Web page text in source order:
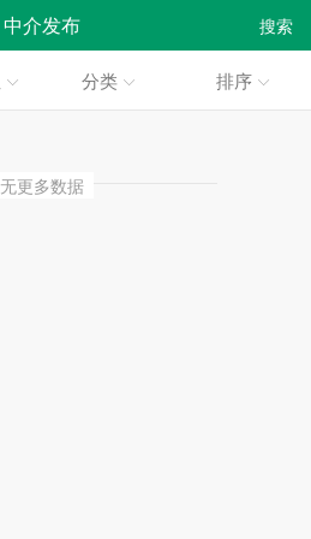
搜索
中介发布
分类 排序
无更多数据